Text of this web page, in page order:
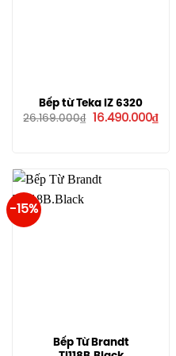
Bếp từ Teka IZ 6320
26.169.000₫
Giá
16.490.000₫Giá
hiện
-15%
Bếp Từ Brandt